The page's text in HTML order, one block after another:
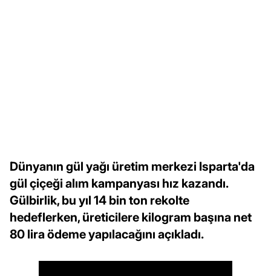
Dünyanın gül yağı üretim merkezi Isparta'da
gül çiçeği alım kampanyası hız kazandı.
Gülbirlik, bu yıl 14 bin ton rekolte
hedeflerken, üreticilere kilogram başına net
80 lira ödeme yapılacağını açıkladı.